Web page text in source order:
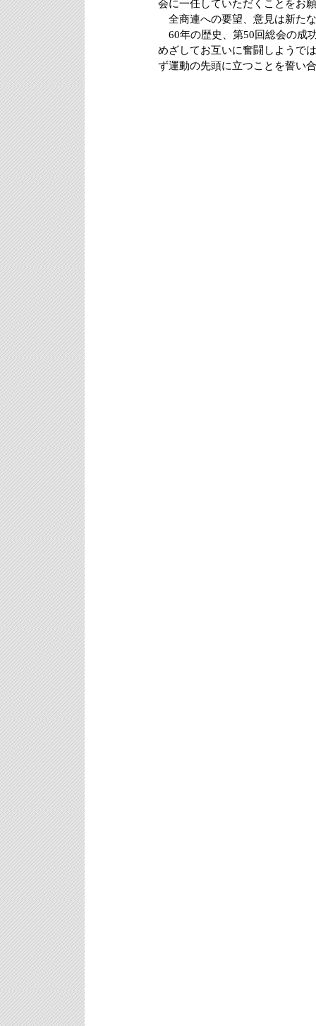
会に一任していただくことをお
全商連への要望、意見は新た
60年の歴史、第50回総会の成
めざしてお互いに奮闘しようで
ず運動の先頭に立つことを誓い